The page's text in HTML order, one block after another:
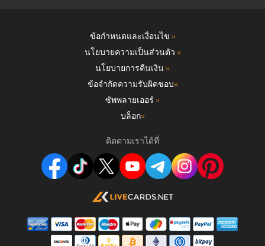
ข้อกำหนดและเงื่อนไข »
นโยบายความเป็นส่วนตัว »
นโยบายการคืนเงิน »
ข้อจำกัดความรับผิดชอบ»
ซัพพลายเออร์ »
บล็อก»
ติดตามเราได้ที่